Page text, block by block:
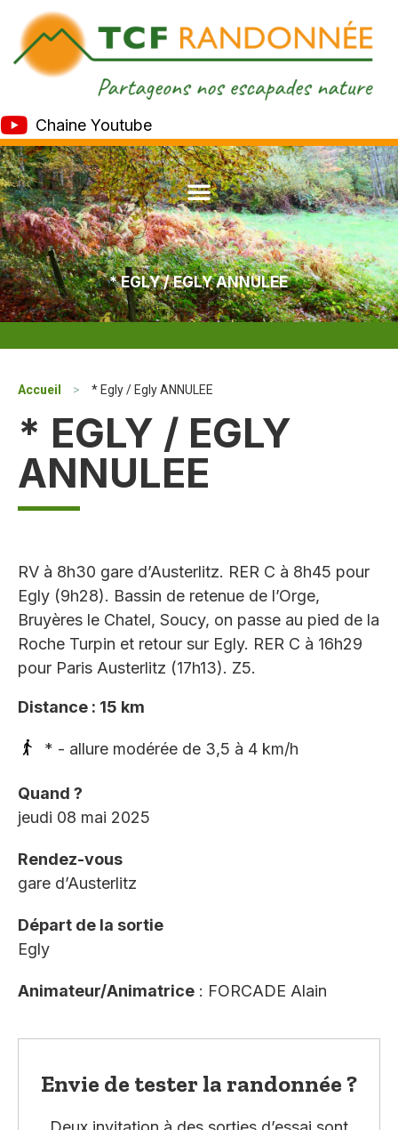
Chaine Youtube
* EGLY / EGLY ANNULEE
Accueil > * Egly / Egly ANNULEE
* EGLY / EGLY
ANNULEE
RV à 8h30 gare d’Austerlitz. RER C à 8h45 pour
Egly (9h28). Bassin de retenue de l’Orge,
Bruyères le Chatel, Soucy, on passe au pied de la
Roche Turpin et retour sur Egly. RER C à 16h29
pour Paris Austerlitz (17h13). Z5.
Distance : 15 km
* - allure modérée de 3,5 à 4 km/h
Quand ?
jeudi 08 mai 2025
Rendez-vous
gare d’Austerlitz
Départ de la sortie
Egly
Animateur/Animatrice : FORCADE Alain
Envie de tester la randonnée ?